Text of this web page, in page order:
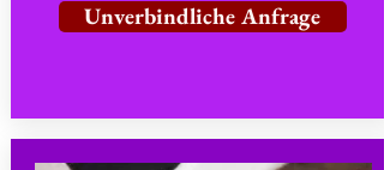
Unverbindliche Anfrage